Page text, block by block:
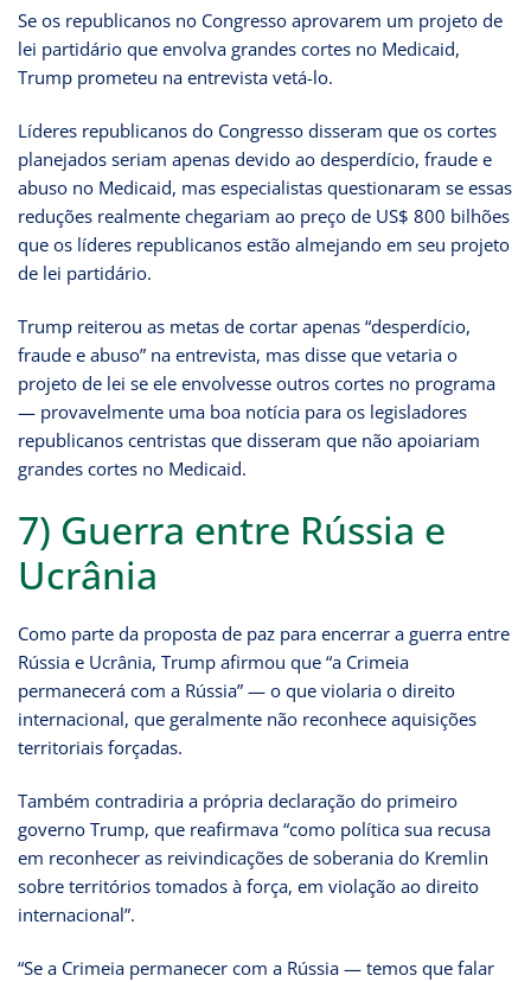
Se os republicanos no Congresso aprovarem um projeto de
lei partidário que envolva grandes cortes no Medicaid,
Trump prometeu na entrevista vetá-lo.
Líderes republicanos do Congresso disseram que os cortes
planejados seriam apenas devido ao desperdício, fraude e
abuso no Medicaid, mas especialistas questionaram se essas
reduções realmente chegariam ao preço de US$ 800 bilhões
que os líderes republicanos estão almejando em seu projeto
de lei partidário.
Trump reiterou as metas de cortar apenas “desperdício,
fraude e abuso” na entrevista, mas disse que vetaria o
projeto de lei se ele envolvesse outros cortes no programa
— provavelmente uma boa notícia para os legisladores
republicanos centristas que disseram que não apoiariam
grandes cortes no Medicaid.
7) Guerra entre Rússia e
Ucrânia
Como parte da proposta de paz para encerrar a guerra entre
Rússia e Ucrânia, Trump afirmou que “a Crimeia
permanecerá com a Rússia” — o que violaria o direito
internacional, que geralmente não reconhece aquisições
territoriais forçadas.
Também contradiria a própria declaração do primeiro
governo Trump, que reafirmava “como política sua recusa
em reconhecer as reivindicações de soberania do Kremlin
sobre territórios tomados à força, em violação ao direito
internacional”.
“Se a Crimeia permanecer com a Rússia — temos que falar